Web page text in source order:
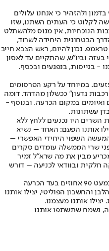
ולהזהיר כי אנחנו עלולים
לקלוט כי העתים השתנו, שזו
הנוכחיות, אין מנוס מלהשתלט
הבטחונית היחידה לשרוד,
נכון להיום, ראש הצבא חייב
וביו"ש, שהתקיים עד לאסון
- בגייסות, בנפגעים ובכסף.
במיוחד על רקע הפרסומים
גדעון" ככשלון מהדהד. דומה
במקום הכרעה. ובנוסף -
עשתונות.
השרים היו נכנעים ללחץ ללא
אותנו הפעם: האחד – נשיא
השפוי היחידי האפשרי –
שרי הממשלה עומדים סקרים
מבין את מה שרא"ל זמיר
ובוודאי לכניעה – דורש
כאשר בין מצביעי הימין קיים רוב של כמעט 90 אחוזים בעד הכרעה
והחשבון הפוליטי, יצילו אותנו
אותנו מעצמנו.
נשמח שתשתפו אותנו